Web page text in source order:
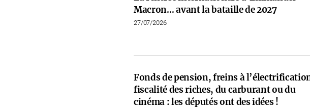
Macron… avant la bataille de 2027
27/07/2026
Fonds de pension, freins à
fiscalité des riches, du carburant ou du
cinéma : les députés ont des idées !